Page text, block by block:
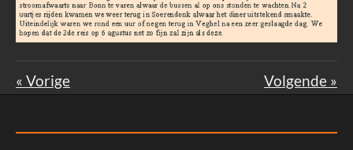
« Vorige Volgende »